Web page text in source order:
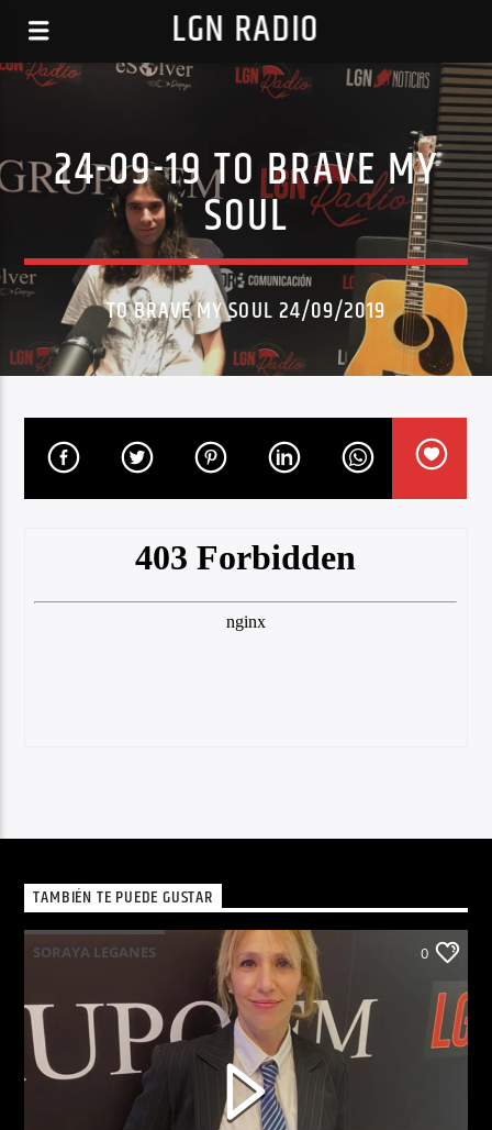
LGN RADIO
24-09-19 TO BRAVE MY
SOUL
TO BRAVE MY SOUL 24/09/2019
TAMBIÉN TE PUEDE GUSTAR
SORAYA LEGANES 0